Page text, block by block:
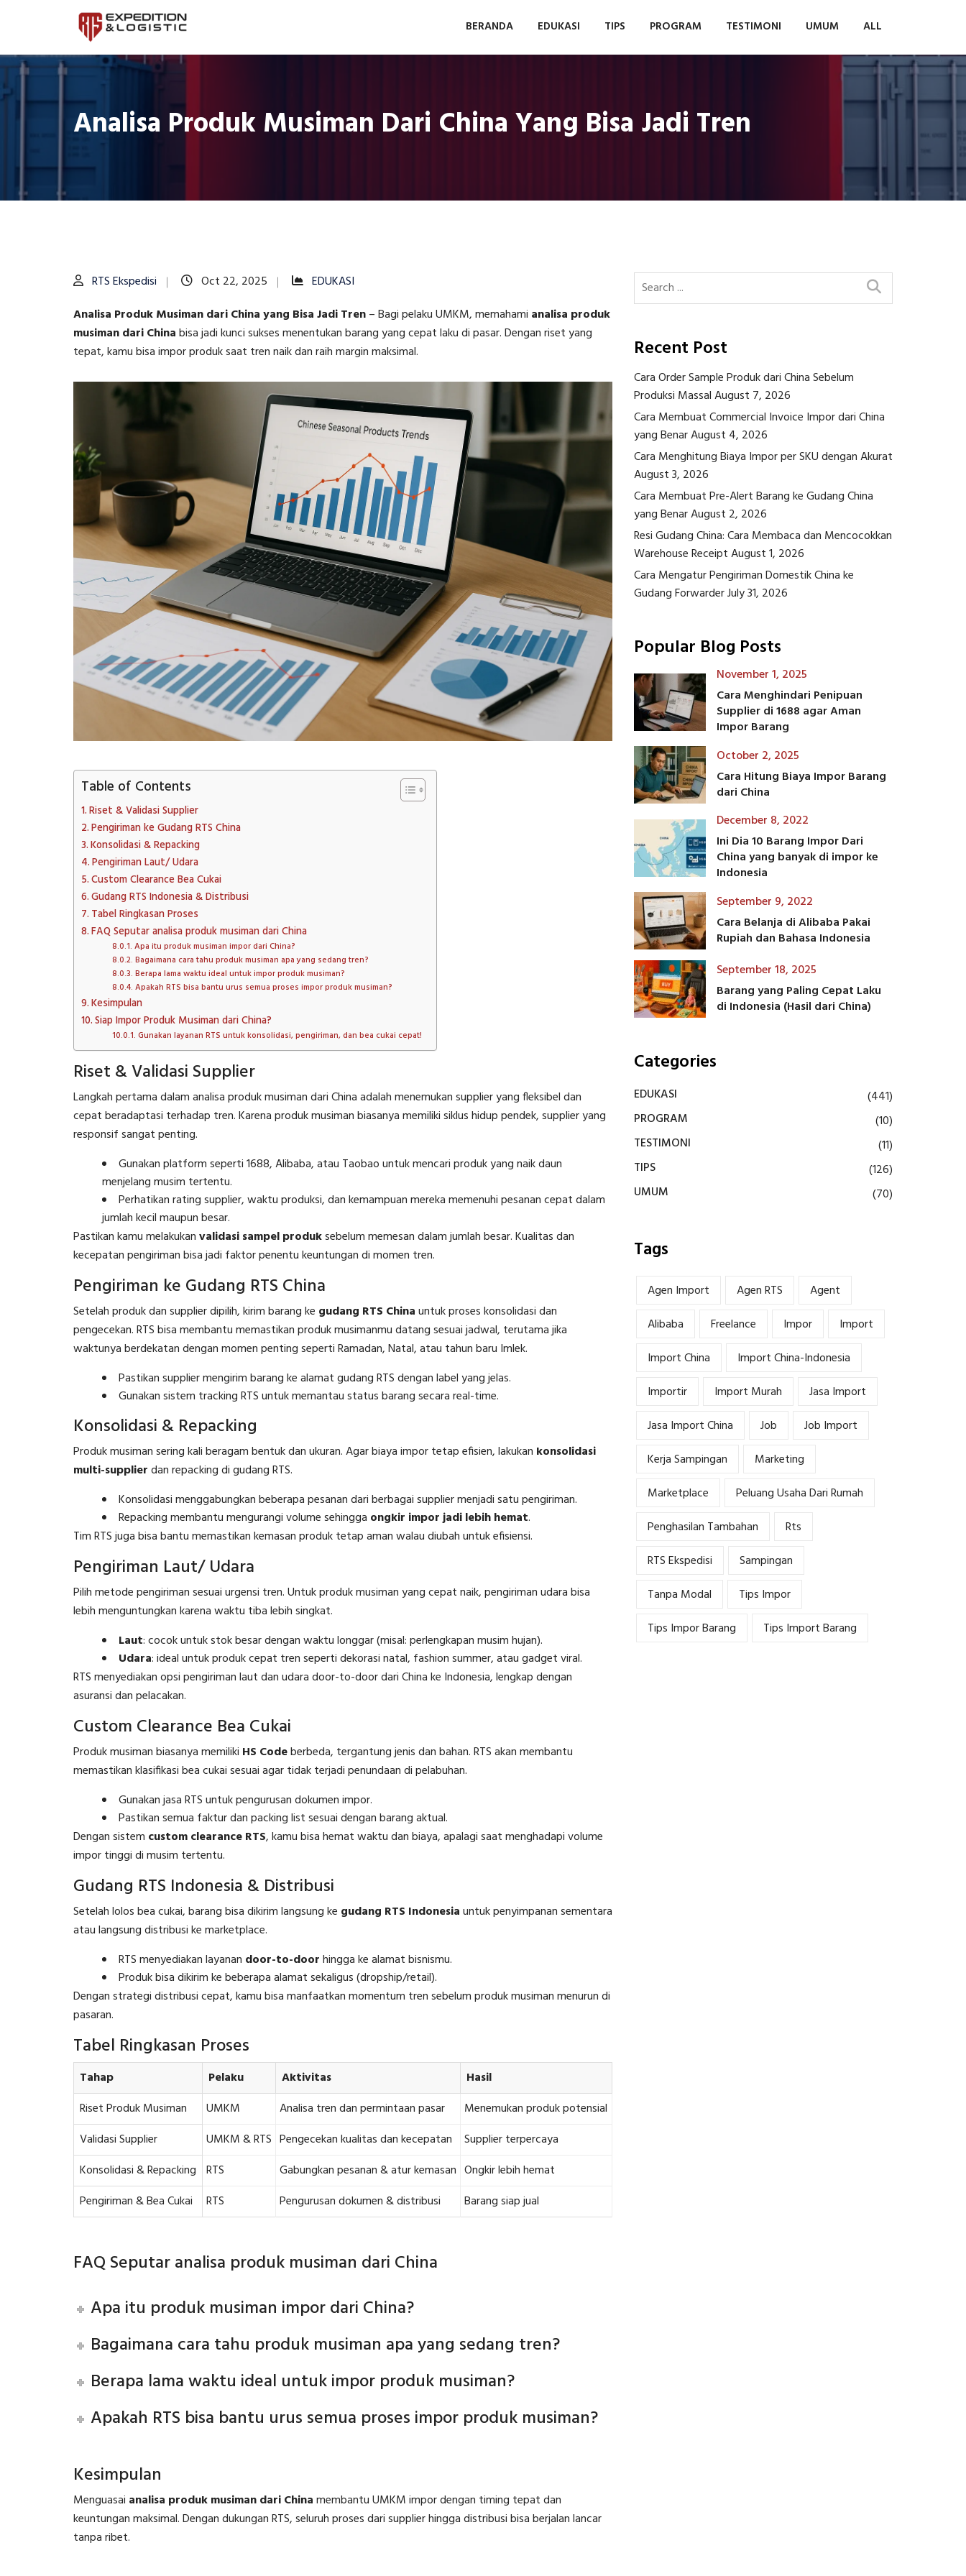
BERANDA EDUKASI TIPS PROGRAM TESTIMONI UMUM ALL
Analisa Produk Musiman Dari China Yang Bisa Jadi Tren
RTS Ekspedisi Oct 22, 2025
EDUKASI
Analisa Produk Musiman dari China yang Bisa Jadi Tren–Bagi pelaku UMKM, memahami analisa produk
musiman dari Chinabisa jadi kunci sukses menentukan barang yang cepat laku di pasar. Dengan riset yang
tepat, kamu bisa impor produk saat tren naik dan raih margin maksimal.
Table of Contents
Riset & Validasi Supplier
Pengiriman ke Gudang RTS China
Konsolidasi & Repacking
Pengiriman Laut/ Udara
Custom Clearance Bea Cukai
Gudang RTS Indonesia & Distribusi
Tabel Ringkasan Proses
FAQ Seputar analisa produk musiman dari China
Apa itu produk musiman impor dari China?
Bagaimana cara tahu produk musiman apa yang sedang tren?
Berapa lama waktu ideal untuk impor produk musiman?
Apakah RTS bisa bantu urus semua proses impor produk musiman?
Kesimpulan
Siap Impor Produk Musiman dari China?
Gunakan layanan RTS untuk konsolidasi, pengiriman, dan bea cukai cepat!
Riset & Validasi Supplier
Langkah pertama dalam analisa produk musiman dari China adalah menemukan supplier yang fleksibel dan
cepat beradaptasi terhadap tren. Karena produk musiman biasanya memiliki siklus hidup pendek, supplier yang
responsif sangat penting.
Gunakan platform seperti 1688, Alibaba, atau Taobao untuk mencari produk yang naik daun
menjelang musim tertentu.
Perhatikan rating supplier, waktu produksi, dan kemampuan mereka memenuhi pesanan cepat dalam
jumlah kecil maupun besar.
Pastikan kamu melakukanvalidasi sampel produksebelum memesan dalam jumlah besar. Kualitas dan
kecepatan pengiriman bisa jadi faktor penentu keuntungan di momen tren.
Pengiriman ke Gudang RTS China
Setelah produk dan supplier dipilih, kirim barang ke gudang RTS Chinauntuk proses konsolidasi dan
pengecekan. RTS bisa membantu memastikan produk musimanmu datang sesuai jadwal, terutama jika
waktunya berdekatan dengan momen penting seperti Ramadan, Natal, atau tahun baru Imlek.
Pastikan supplier mengirim barang ke alamat gudang RTS dengan label yang jelas.
Gunakan sistem tracking RTS untuk memantau status barang secara real-time.
Konsolidasi & Repacking
Produk musiman sering kali beragam bentuk dan ukuran. Agar biaya impor tetap efisien, lakukan konsolidasi
multi-supplierdan repacking di gudang RTS.
Konsolidasi menggabungkan beberapa pesanan dari berbagai supplier menjadi satu pengiriman.
Repacking membantu mengurangi volume sehingga ongkir impor jadi lebih hemat.
Tim RTS juga bisa bantu memastikan kemasan produk tetap aman walau diubah untuk efisiensi.
Pengiriman Laut/ Udara
Pilih metode pengiriman sesuai urgensi tren. Untuk produk musiman yang cepat naik, pengiriman udara bisa
lebih menguntungkan karena waktu tiba lebih singkat.
Laut: cocok untuk stok besar dengan waktu longgar (misal: perlengkapan musim hujan).
Udara: ideal untuk produk cepat tren seperti dekorasi natal, fashion summer, atau gadget viral.
RTS menyediakan opsi pengiriman laut dan udara door-to-door dari China ke Indonesia, lengkap dengan
asuransi dan pelacakan.
Custom Clearance Bea Cukai
Produk musiman biasanya memiliki HS Codeberbeda, tergantung jenis dan bahan. RTS akan membantu
memastikan klasifikasi bea cukai sesuai agar tidak terjadi penundaan di pelabuhan.
Gunakan jasa RTS untuk pengurusan dokumen impor.
Pastikan semua faktur dan packing list sesuai dengan barang aktual.
Dengan sistem custom clearance RTS, kamu bisa hemat waktu dan biaya, apalagi saat menghadapi volume
impor tinggi di musim tertentu.
Gudang RTS Indonesia & Distribusi
Setelah lolos bea cukai, barang bisa dikirim langsung ke gudang RTS Indonesiauntuk penyimpanan sementara
atau langsung distribusi ke marketplace.
RTS menyediakan layanan door-to-doorhingga ke alamat bisnismu.
Produk bisa dikirim ke beberapa alamat sekaligus (dropship/retail).
Dengan strategi distribusi cepat, kamu bisa manfaatkan momentum tren sebelum produk musiman menurun di
pasaran.
Tabel Ringkasan Proses
Tahap Pelaku Aktivitas
Hasil
Riset Produk Musiman
UMKM Analisa tren dan permintaan pasar
Menemukan produk potensial
Validasi Supplier
UMKM & RTS Pengecekan kualitas dan kecepatan
Supplier terpercaya
Konsolidasi & Repacking RTS Gabungkan pesanan & atur kemasan Ongkir lebih hemat
Pengiriman & Bea Cukai
RTS Pengurusan dokumen & distribusi Barang siap jual
FAQ Seputar analisa produk musiman dari China
Apa itu produk musiman impor dari China?
Bagaimana cara tahu produk musiman apa yang sedang tren?
Berapa lama waktu ideal untuk impor produk musiman?
Apakah RTS bisa bantu urus semua proses impor produk musiman?
Kesimpulan
Menguasai analisa produk musiman dari Chinamembantu UMKM impor dengan timing tepat dan
keuntungan maksimal. Dengan dukungan RTS, seluruh proses dari supplier hingga distribusi bisa berjalan lancar
tanpa ribet.
Recent Post
Cara Order Sample Produk dari China Sebelum
Produksi MassalAugust 7, 2026
Cara Membuat Commercial Invoice Impor dari China
yang BenarAugust 4, 2026
Cara Menghitung Biaya Impor per SKU dengan Akurat
August 3, 2026
Cara Membuat Pre-Alert Barang ke Gudang China
yang BenarAugust 2, 2026
Resi Gudang China: Cara Membaca dan Mencocokkan
Warehouse ReceiptAugust 1, 2026
Cara Mengatur Pengiriman Domestik China ke
Gudang ForwarderJuly 31, 2026
Popular Blog Posts
November 1, 2025
Cara Menghindari Penipuan
Supplier di 1688 agar Aman
Impor Barang
October 2, 2025
Cara Hitung Biaya Impor Barang
dari China
December 8, 2022
Ini Dia 10 Barang Impor Dari
China yang banyak di impor ke
Indonesia
September 9, 2022
Cara Belanja di Alibaba Pakai
Rupiah dan Bahasa Indonesia
September 18, 2025
Barang yang Paling Cepat Laku
di Indonesia (Hasil dari China)
Categories
EDUKASI
(441)
PROGRAM
(10)
TESTIMONI
(11)
TIPS
(126)
UMUM
(70)
Tags
Agen Import Agen RTS
Agent
Alibaba
Freelance Impor
Import
Import China
Import China-Indonesia
Importir
Import Murah
Jasa Import
Jasa Import China
Job
Job Import
Kerja Sampingan
Marketing
Marketplace
Peluang Usaha Dari Rumah
Penghasilan Tambahan
Rts
RTS Ekspedisi
Sampingan
Tanpa Modal
Tips Impor
Tips Impor Barang
Tips Import Barang